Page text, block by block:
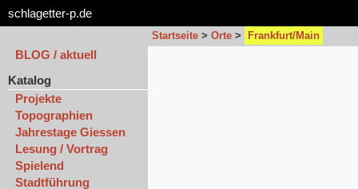
schlagetter-p.de
Startseite > Orte > Frankfurt/Main
BLOG / aktuell
Katalog
Projekte
Topographien
Jahrestage Giessen
Lesung / Vortrag
Spielend
Stadtführung